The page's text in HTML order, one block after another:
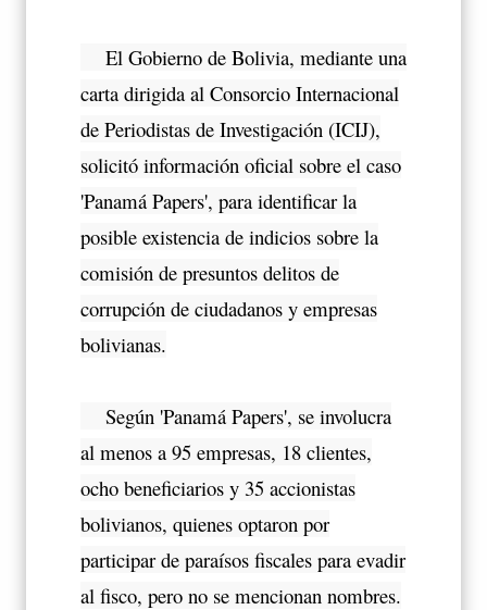
El Gobierno de Bolivia, mediante una
carta dirigida al Consorcio Internacional
de Periodistas de Investigación (ICIJ),
solicitó información oficial sobre el caso
'Panamá Papers', para identificar la
posible existencia de indicios sobre la
comisión de presuntos delitos de
corrupción de ciudadanos y empresas
bolivianas.
Según 'Panamá Papers', se involucra
al menos a 95 empresas, 18 clientes,
ocho beneficiarios y 35 accionistas
bolivianos, quienes optaron por
participar de paraísos fiscales para evadir
al fisco, pero no se mencionan nombres.